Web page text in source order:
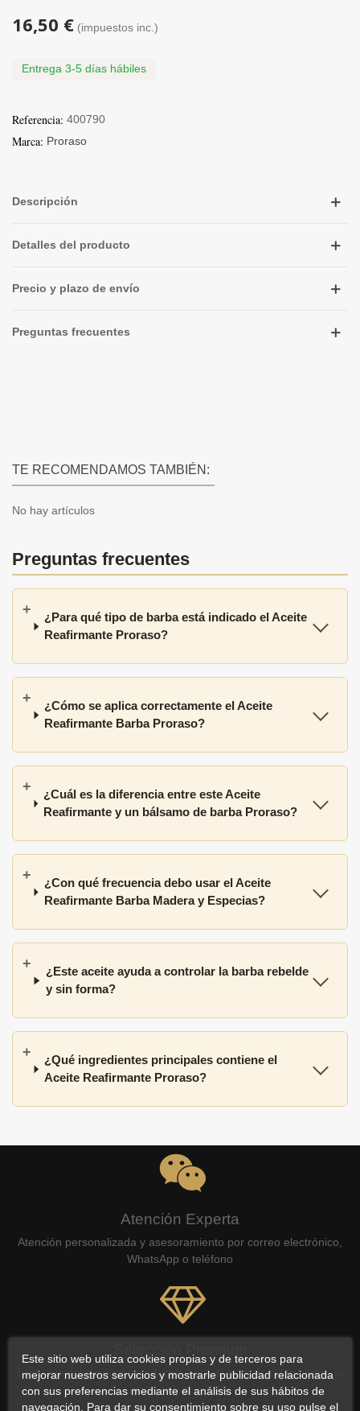
16,50 € (impuestos inc.)
Entrega 3-5 días hábiles
Referencia: 400790
Marca: Proraso
Descripción
Detalles del producto
Precio y plazo de envío
Preguntas frecuentes
TE RECOMENDAMOS TAMBIÉN:
No hay artículos
Preguntas frecuentes
¿Para qué tipo de barba está indicado el Aceite
Reafirmante Proraso?
¿Cómo se aplica correctamente el Aceite
Reafirmante Barba Proraso?
¿Cuál es la diferencia entre este Aceite
Reafirmante y un bálsamo de barba Proraso?
¿Con qué frecuencia debo usar el Aceite
Reafirmante Barba Madera y Especias?
¿Este aceite ayuda a controlar la barba rebelde
y sin forma?
¿Qué ingredientes principales contiene el
Aceite Reafirmante Proraso?
Este sitio web utiliza cookies propias y de terceros para
mejorar nuestros servicios y mostrarle publicidad relacionada
con sus preferencias mediante el análisis de sus hábitos de
navegación. Para dar su consentimiento sobre su uso pulse el
Atención Experta
Atención personalizada y asesoramiento por correo electrónico,
WhatsApp o teléfono
Exclusiva selección de productos para el cuidado de la barba, el
afeitado y el cabello